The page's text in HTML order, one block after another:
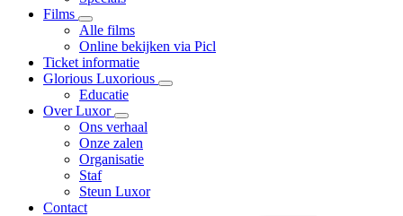
Films
Alle films
Online bekijken via Picl
Ticket informatie
Glorious Luxorious
Educatie
Over Luxor
Ons verhaal
Onze zalen
Organisatie
Staf
Steun Luxor
Contact